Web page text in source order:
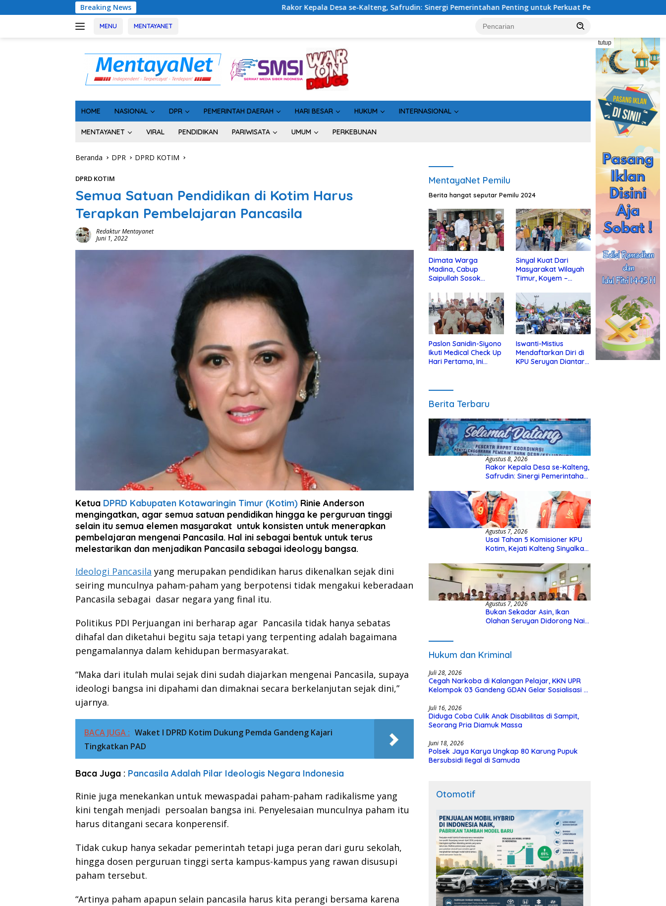
ke
Breaking News Rakor Kepala Desa se-Kalteng, Safrudin: Sinergi Pemerintahan Penting untuk Perkuat Pembangunan Desa Usai Tahan 5
MENU MENTAYANET
tutup
HOME NASIONAL DPR PEMERINTAH DAERAH HARI BESAR HUKUM INTERNASIONAL
MENTAYANET VIRAL PENDIDIKAN PARIWISATA UMUM PERKEBUNAN
Beranda DPR DPRD KOTIM
DPRD KOTIM
Semua Satuan Pendidikan di Kotim Harus
Terapkan Pembelajaran Pancasila
Redaktur Mentayanet
Juni 1, 2022
Ketua DPRD Kabupaten Kotawaringin Timur (Kotim) Rinie Anderson
mengingatkan, agar semua satuan pendidikan hingga ke perguruan tinggi
selain itu semua elemen masyarakat untuk konsisten untuk menerapkan
pembelajaran mengenai Pancasila. Hal ini sebagai bentuk untuk terus
melestarikan dan menjadikan Pancasila sebagai ideology bangsa.
Ideologi Pancasila yang merupakan pendidikan harus dikenalkan sejak dini
seiring munculnya paham-paham yang berpotensi tidak mengakui keberadaan
Pancasila sebagai dasar negara yang final itu.
Politikus PDI Perjuangan ini berharap agar Pancasila tidak hanya sebatas
dihafal dan diketahui begitu saja tetapi yang terpenting adalah bagaimana
pengamalannya dalam kehidupan bermasyarakat.
“Maka dari itulah mulai sejak dini sudah diajarkan mengenai Pancasila, supaya
ideologi bangsa ini dipahami dan dimaknai secara berkelanjutan sejak dini,”
ujarnya.
BACA JUGA : Waket I DPRD Kotim Dukung Pemda Gandeng Kajari
Tingkatkan PAD
Baca Juga : Pancasila Adalah Pilar Ideologis Negara Indonesia
Rinie juga menekankan untuk mewaspadai paham-paham radikalisme yang
kini tengah menjadi persoalan bangsa ini. Penyelesaian munculnya paham itu
harus ditangani secara konperensif.
Tidak cukup hanya sekadar pemerintah tetapi juga peran dari guru sekolah,
hingga dosen perguruan tinggi serta kampus-kampus yang rawan disusupi
paham tersebut.
“Artinya paham apapun selain pancasila harus kita perangi bersama karena
MentayaNet Pemilu
Berita hangat seputar Pemilu 2024
Dimata Warga
Madina, Cabup
Saipullah Sosok
Anak Yatim
Sinyal Kuat Dari
Masyarakat Wilayah
Timur, Koyem –
di Kotim
Paslon Sanidin-Siyono
Ikuti Medical Check Up
Hari Pertama, Ini
Iswanti-Mistius
Mendaftarkan Diri di
KPU Seruyan Diantar
Berita Terbaru
Agustus 8, 2026
Rakor Kepala Desa se-Kalteng,
Safrudin: Sinergi Pemerintahan
Pembangunan Desa
Agustus 7, 2026
Usai Tahan 5 Komisioner KPU
Kotim, Kejati Kalteng Sinyalkan
Hibah Rp40 Miliar
Agustus 7, 2026
Bukan Sekadar Asin, Ikan
Olahan Seruyan Didorong Naik
Hukum dan Kriminal
Juli 28, 2026
Cegah Narkoba di Kalangan Pelajar, KKN UPR
Kelompok 03 Gandeng GDAN Gelar Sosialisasi di
Juli 16, 2026
Diduga Coba Culik Anak Disabilitas di Sampit,
Seorang Pria Diamuk Massa
Juni 18, 2026
Polsek Jaya Karya Ungkap 80 Karung Pupuk
Bersubsidi Ilegal di Samuda
Otomotif